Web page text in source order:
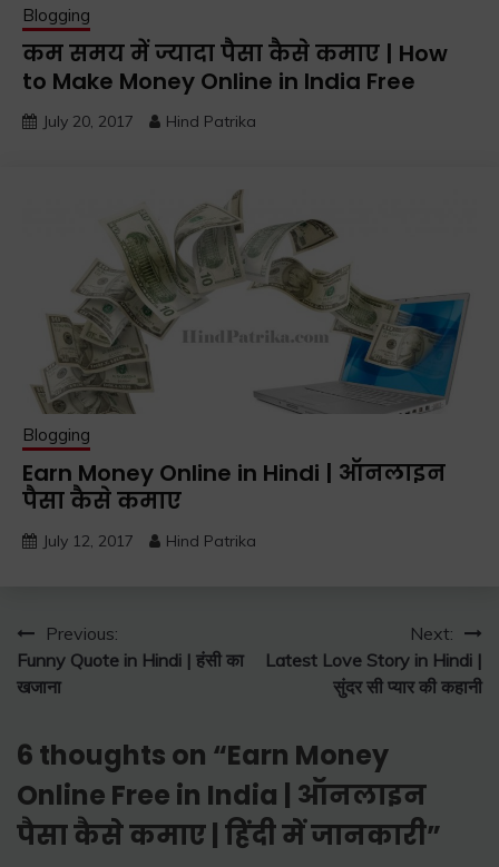
Blogging
कम समय में ज्यादा पैसा कैसे कमाए | How
to Make Money Online in India Free
July 20, 2017 Hind Patrika
Blogging
Earn Money Online in Hindi | ऑनलाइन
पैसा कैसे कमाए
July 12, 2017 Hind Patrika
Post
navigation
Previous:
Funny Quote in Hindi | हंसी का
खजाना
Next:
Latest Love Story in Hindi |
सुंदर सी प्यार की कहानी
6 thoughts on “Earn Money
Online Free in India | ऑनलाइन
पैसा कैसे कमाए | हिंदी में जानकारी”